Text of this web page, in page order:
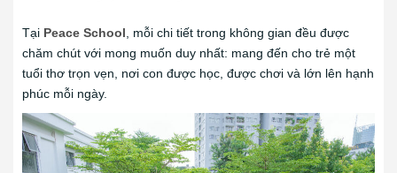
Tại Peace School , mỗi chi tiết trong không gian đều được
chăm chút với mong muốn duy nhất: mang đến cho trẻ một
tuổi thơ trọn vẹn, nơi con được học, được chơi và lớn lên hạnh
phúc mỗi ngày.